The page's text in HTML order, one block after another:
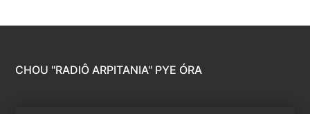
CHOU "RADIÔ ARPITANIA" PYE ÓRA